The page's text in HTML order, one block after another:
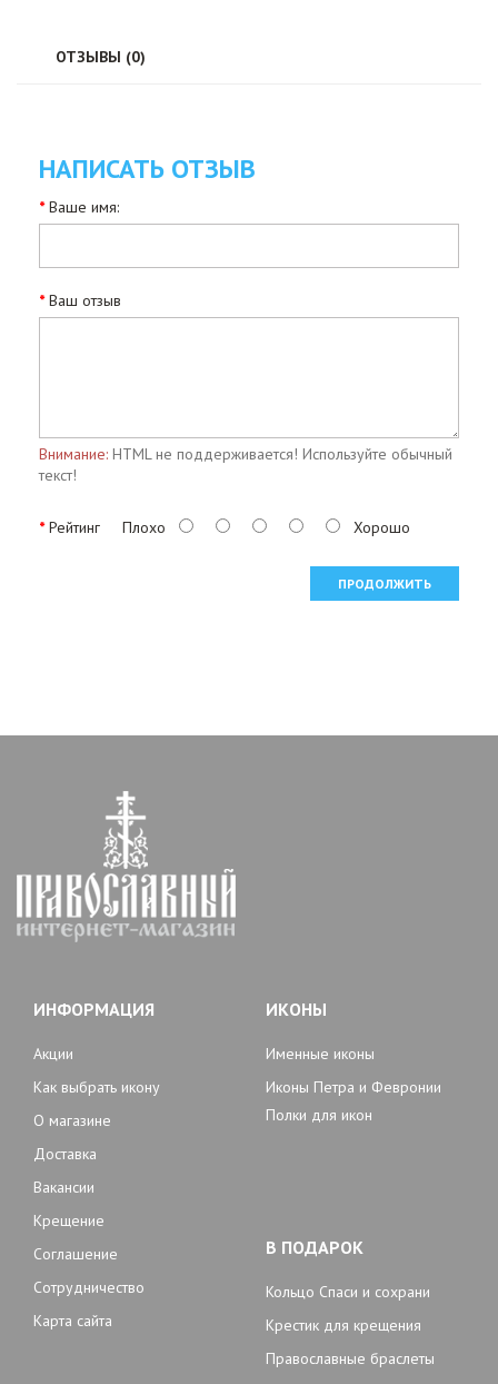
ОТЗЫВЫ (0)
НАПИСАТЬ ОТЗЫВ
Ваше имя:
Ваш отзыв
Внимание: HTML не поддерживается! Используйте обычный
текст!
Рейтинг Плохо Хорошо
ПРОДОЛЖИТЬ
ИНФОРМАЦИЯ
Акции
Как выбрать икону
О магазине
Доставка
Вакансии
Крещение
Соглашение
Сотрудничество
Карта сайта
ИКОНЫ
Именные иконы
Иконы Петра и Февронии
Полки для икон
В ПОДАРОК
Кольцо Спаси и сохрани
Крестик для крещения
Православные браслеты